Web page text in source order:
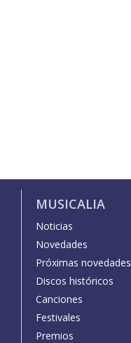
MUSICALIA
Noticias
Novedades
Próximas novedades
Discos históricos
Canciones
Festivales
Premios